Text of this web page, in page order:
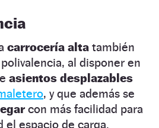
carrocería alta también
al disponer en
asientos desplazables
, y que además se
con más facilidad para
el espacio de carga.